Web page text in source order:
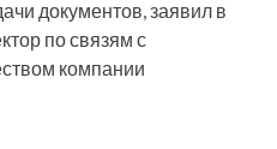
документов, заявил в
по связям с
компании